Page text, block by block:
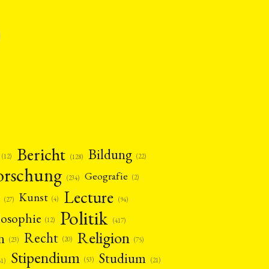
(12) Bericht (128) Bildung (22)
(234) Geografie (2)
(27) Kunst (4) Lecture (94)
(12) Politik (417)
(23) Recht (20) Religion (75)
Stipendium (53) Studium (21)